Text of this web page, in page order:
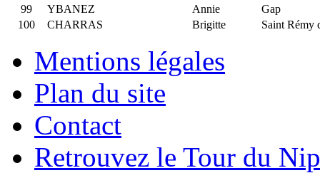
99
YBANEZ Annie
Gap
100
CHARRAS Brigitte Saint Rémy
Mentions légales
Plan du site
Contact
Retrouvez le Tour du